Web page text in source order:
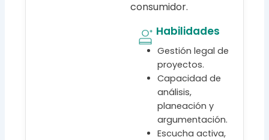
consumidor.
Habilidades
Gestión legal de
proyectos.
Capacidad de
análisis,
planeación y
argumentación.
Escucha activa,